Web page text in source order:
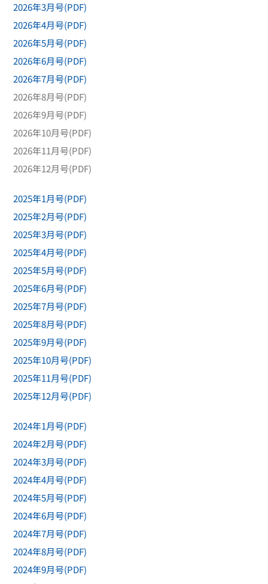
2026年3月号(PDF)
2026年4月号(PDF)
2026年5月号(PDF)
2026年6月号(PDF)
2026年7月号(PDF)
2026年8月号(PDF)
2026年9月号(PDF)
2026年10月号(PDF)
2026年11月号(PDF)
2026年12月号(PDF)
2025年1月号(PDF)
2025年2月号(PDF)
2025年3月号(PDF)
2025年4月号(PDF)
2025年5月号(PDF)
2025年6月号(PDF)
2025年7月号(PDF)
2025年8月号(PDF)
2025年9月号(PDF)
2025年10月号(PDF)
2025年11月号(PDF)
2025年12月号(PDF)
2024年1月号(PDF)
2024年2月号(PDF)
2024年3月号(PDF)
2024年4月号(PDF)
2024年5月号(PDF)
2024年6月号(PDF)
2024年7月号(PDF)
2024年8月号(PDF)
2024年9月号(PDF)